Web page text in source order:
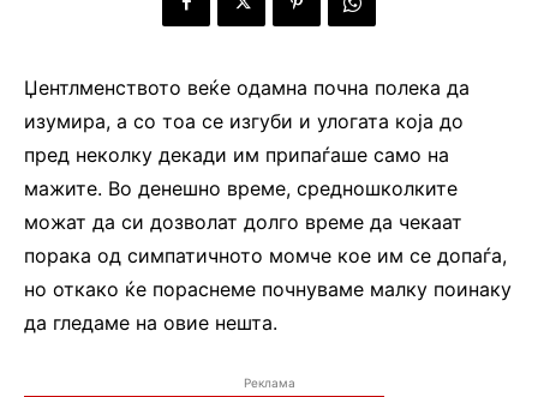
Џентлменството веќе одамна почна полека да
изумира, а со тоа се изгуби и улогата која до
пред неколку декади им припаѓаше само на
мажите. Во денешно време, средношколките
можат да си дозволат долго време да чекаат
порака од симпатичното момче кое им се допаѓа,
но откако ќе пораснеме почнуваме малку поинаку
да гледаме на овие нешта.
Реклама